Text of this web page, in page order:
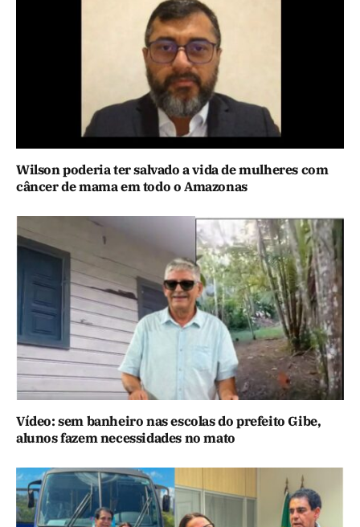
Wilson poderia ter salvado a vida de mulheres com
câncer de mama em todo o Amazonas
Vídeo: sem banheiro nas escolas do prefeito Gibe,
alunos fazem necessidades no mato